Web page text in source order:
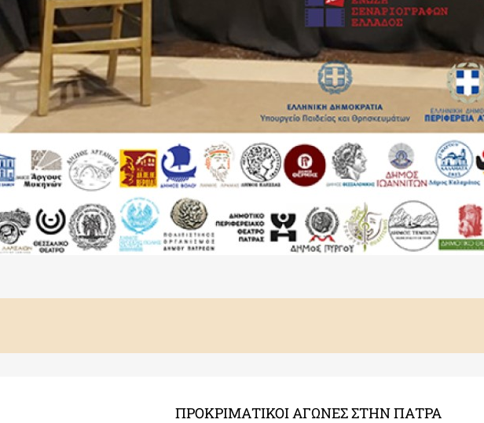
ΠΡΟΚΡΙΜΑΤΙΚΟΙ ΑΓΩΝΕΣ ΣΤΗΝ ΠΑΤΡΑ